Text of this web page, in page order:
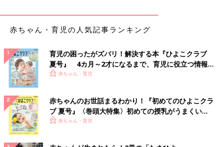
赤ちゃん・育児の人気記事ランキング
育児の困ったがズバリ！解決する本『ひよこクラブ
夏号』 4カ月～2才になるまで、育児に役立つ情報が
いっぱい！
赤ちゃん・育児
赤ちゃんのお世話まるわかり！『初めてのひよこクラ
ブ 夏号』〈巻頭大特集〉初めての授乳がうまくい
く！ おっぱい・ミルクの基本と夏のトラブル 解決テ
赤ちゃん・育児